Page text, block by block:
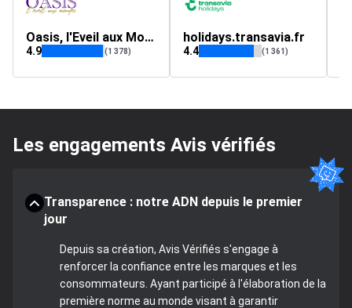
Oasis, l'Eveil aux Mondes
4.9 (1 378)
holidays.transavia.fr
4.4 (1 361)
Les engagements Avis vérifiés
Transparence : notre ADN depuis le premier
jour
Depuis sa création, Avis Vérifiés s'engage à
renforcer la confiance entre les marques et les
consommateurs. Ayant participé à l'élaboration de la
première norme au monde visant à garantir